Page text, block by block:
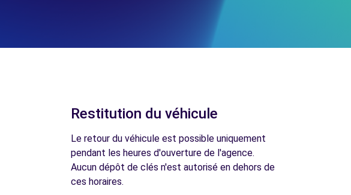
Restitution du véhicule
Le retour du véhicule est possible uniquement
pendant les heures d'ouverture de l'agence.
Aucun dépôt de clés n'est autorisé en dehors de
ces horaires.